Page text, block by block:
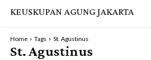
KEUSKUPAN AGUNG JAKARTA
Home Tags St. Agustinus
St. Agustinus